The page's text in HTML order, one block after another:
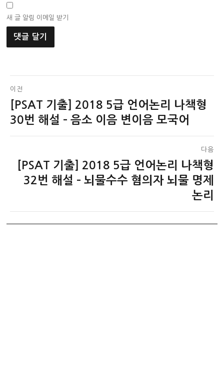
새 글 알림 이메일 받기
글
탐
색
이전
이
전
[PSAT 기출] 2018 5급 언어논리 나책형
30번 해설 – 음소 이음 변이음 모국어
다음
[PSAT 기출] 2018 5급 언어논리 나책형
32번 해설 – 뇌물수수 혐의자 뇌물 명제
논리